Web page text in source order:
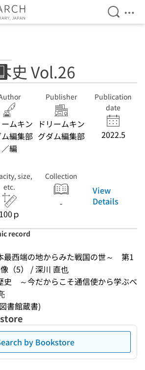
Open
史 Vol.26
ームキン
編集部
／編
Publisher
ドリームキン
グダム編集部
Publication
date
2022.5
size,
etc.
100ｐ
Collection
-
View
Details
record
最西端の地からみた戦国の世～　第1
（5） / 深川 直也
史　～今だからこそ通信使から学ぶべ
書館蔵書)
by Bookstore